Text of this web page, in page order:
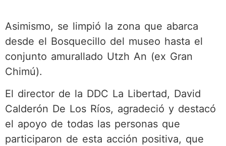
Asimismo, se limpió la zona que abarca
desde el Bosquecillo del museo hasta el
conjunto amurallado Utzh An (ex Gran
Chimú).
El director de la DDC La Libertad, David
Calderón De Los Ríos, agradeció y destacó
el apoyo de todas las personas que
participaron de esta acción positiva, que